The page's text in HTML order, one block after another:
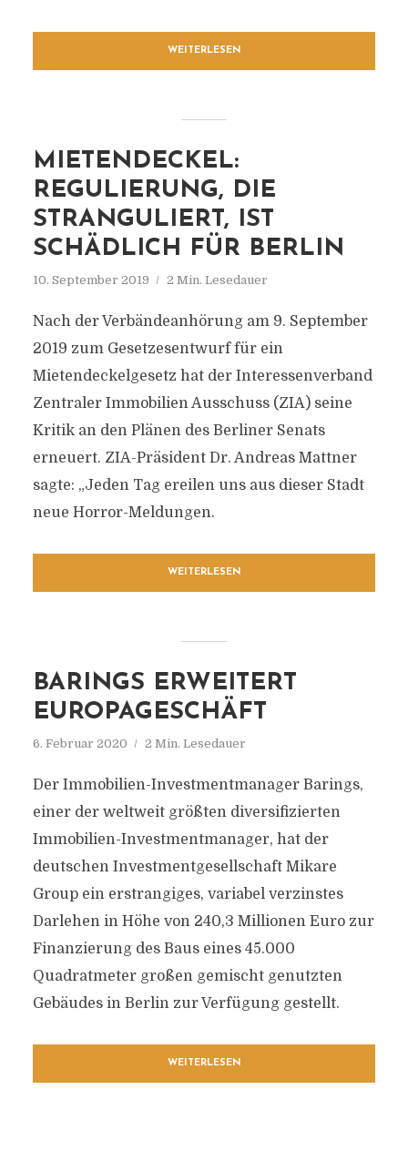
WEITERLESEN
MIETENDECKEL:
REGULIERUNG, DIE
STRANGULIERT, IST
SCHÄDLICH FÜR BERLIN
10. September 2019 2 Min. Lesedauer
Nach der Verbändeanhörung am 9. September
2019 zum Gesetzesentwurf für ein
Mietendeckelgesetz hat der Interessenverband
Zentraler Immobilien Ausschuss (ZIA) seine
Kritik an den Plänen des Berliner Senats
erneuert. ZIA-Präsident Dr. Andreas Mattner
sagte: „Jeden Tag ereilen uns aus dieser Stadt
neue Horror-Meldungen.
WEITERLESEN
BARINGS ERWEITERT
EUROPAGESCHÄFT
6. Februar 2020 2 Min. Lesedauer
Der Immobilien-Investmentmanager Barings,
einer der weltweit größten diversifizierten
Immobilien-Investmentmanager, hat der
deutschen Investmentgesellschaft Mikare
Group ein erstrangiges, variabel verzinstes
Darlehen in Höhe von 240,3 Millionen Euro zur
Finanzierung des Baus eines 45.000
Quadratmeter großen gemischt genutzten
Gebäudes in Berlin zur Verfügung gestellt.
WEITERLESEN